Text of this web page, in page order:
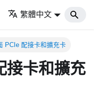
繁體中文
PCIe 配接卡和擴充卡
接卡和擴充